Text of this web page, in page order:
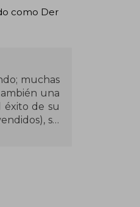
como Der
muchas
una
éxito de su
su
150.000